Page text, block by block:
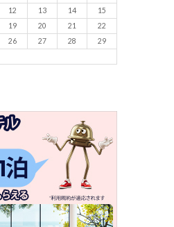
12 13 14
15
19 20 21
22
26 27 28
29